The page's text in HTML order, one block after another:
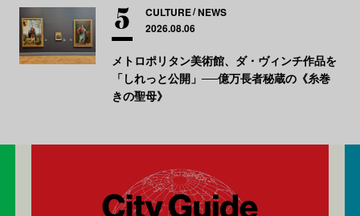
CULTURE NEWS
2026.08.06
メトロポリタン美術館、ダ・ヴィンチ作品を
「しれっと公開」──億万長者秘蔵の《糸巻
きの聖母》